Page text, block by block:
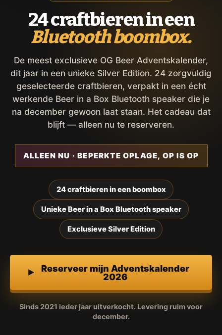
24 craftbieren in een
Bluetooth boombox.
De meest exclusieve OG Beer Adventskalender,
dit jaar in een unieke Silver Edition. 24 zorgvuldig
geselecteerde craftbieren, verpakt in een écht
werkende Beer in a Box Bluetooth speaker die je
na december gewoon laat staan. Het cadeau dat
blijft — alleen nu te reserveren.
ALLEEN NU · BEPERKTE OPLAGE, OP IS OP
24 craftbieren in een boombox
Unieke Beer in a Box Bluetooth speaker
Exclusieve Silver Edition
Reserveer mijn Adventskalender
2026
Sinds 2021 ieder jaar uitverkocht. Levering ruim voor
december.